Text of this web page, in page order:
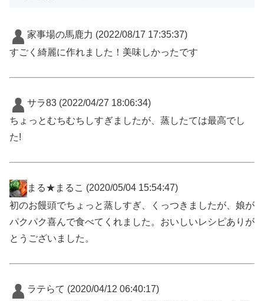
家事場の馬鹿力 (2022/08/17 17:35:37)
すごく綺麗に作れました！美味しかったです
サラ83 (2022/04/27 18:06:34)
ちょっとむちむちしすぎましたが、蒸したては最高でし
た!
まる★まるこ (2020/05/04 15:54:47)
初のお饅頭でちょっと蒸しすぎ、くっつきましたが、娘が
パクパク喜んで食べてくれました。おいしいレシピありが
とうございました。
ラテらて (2020/04/12 06:40:17)